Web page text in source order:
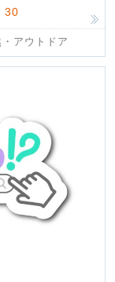
30
・アウトドア